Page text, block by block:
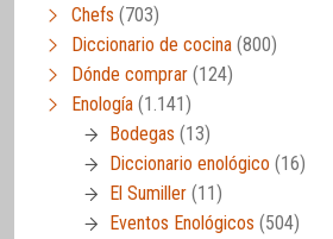
Chefs (703)
Diccionario de cocina (800)
Dónde comprar (124)
Enología (1.141)
Bodegas (13)
Diccionario enológico (16)
El Sumiller (11)
Eventos Enológicos (504)